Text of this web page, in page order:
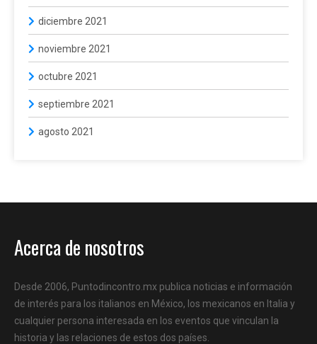
diciembre 2021
noviembre 2021
octubre 2021
septiembre 2021
agosto 2021
Acerca de nosotros
Desde 2006, Puntodincontro.mx publica noticias e información
de interés para los italianos en México, los mexicanos en Italia y
cualquier persona interesada en los eventos que vinculan la
historia y las relaciones de estos dos países.